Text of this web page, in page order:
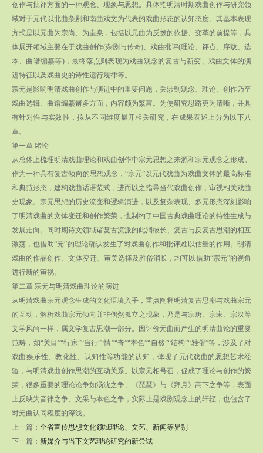
创作与批评方面的一种观念、现象与思想。具体指明清时期戏曲创作与研究领
域对于元代以北曲杂剧和南曲戏文为代表的戏曲形态的认知态度。其基本表现
方式是以元曲为宗尚、为圭臬，包括以元曲为反拨的依据、变革的前提等，具
体展开领域主要在于戏曲创作(杂剧与传奇)、戏曲批评(理论、评点、序跋、选
本、曲谱编纂等)，最终落点则表现为戏曲观念的复古与新变、戏曲文体的演
进特征以及戏曲史的诗性运行规律等。
宗元是影响明清戏曲创作与演进中的重要问题，关涉到观念、理论、创作乃至
戏曲选辑、曲谱编纂诸多方面，内容颇为繁富。为使研究思路更为清晰，并具
有针对性与实效性，拟从不同维度展开相关研究，在成果表述上分为以下八
章。
第一章 绪论
从总体上梳理明清戏曲理论和戏曲创作中宗元思想之来源和宗元观念之形成。
作为一种具有复古倾向的思想观念，“宗元”以元代戏曲为戏曲文体的最高标准
和典范形态，建构戏曲话语范式，进而以之指导当代戏曲创作，审视相关戏曲
史现象。宗元思想的历史流变和逻辑演进，以及复杂表现、多元形态深刻影响
了明清戏曲的文体变迁和创作繁荣，也制约了中国古典戏曲理论的特性生成与
发展走向。同时期诗文领域诸复古流派的此消彼长、复古与反复古思潮的相互
激荡，也借助“元”的理论确认发生了对戏曲创作和批评难以估量的作用。明清
戏曲的作品创作、文体变迁、审美选择及雅俗消长，均可以借助“宗元”的视角
进行新的审视。
第二章 宗元与明清戏曲理论的演进
从明清戏曲宗元观念生成的文化语境入手，重点阐释明清复古思潮与戏曲宗元
的互动，解析戏曲宗元倾向并非偶然孤立之现象，乃是与宗唐、宗宋、宗汉等
文学风尚一样，属文学复古思潮一部分。因评价元曲而产生的明清曲论的重要
范畴，如“关目”“行家”“当行”“情”“奇”“本色”“自然”“结构”“雅俗”等，涉及了对
戏曲娱乐性、教化性、认知性等功能的认知，体现了元代戏曲的思想艺术经
验，与明清戏曲创作思潮的互动关系。以宗元相号召，促成了理论与创作的繁
荣，很多重要的理论论争如汤沈之争、《琵琶》与《拜月》高下之争等，表面
上反映为音律之争、文采与本色之争，实际上是戏剧观念上的轩轾，也包含了
对元曲认同程度的深浅。
上一篇： 全省宣传思想文化领域理论、文艺、新闻等界别
下一篇： 新媒介与当下文艺理论研究的新尝试